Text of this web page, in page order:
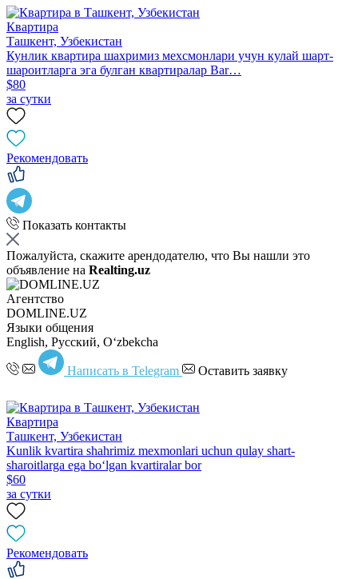
Квартира
Ташкент, Узбекистан
Кунлик квартира шахримиз мexсмонлари учун кулай шарт-
шароитларга эга булган квартиралар Bar…
$80
за сутки
Рекомендовать
Показать контакты
Пожалуйста, скажите арендодателю, что Вы нашли это
объявление на Realting.uz
Агентство
DOMLINE.UZ
Языки общения
English, Русский, Oʻzbekcha
Написать в Telegram Оставить заявку
Квартира
Ташкент, Узбекистан
Kunlik kvartira shahrimiz mexmonlari uchun qulay shart-
sharoitlarga ega boʻlgan kvartiralar bor
$60
за сутки
Рекомендовать